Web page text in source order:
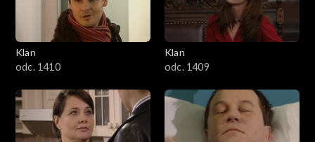
Klan
odc. 1410
Klan
odc. 1409